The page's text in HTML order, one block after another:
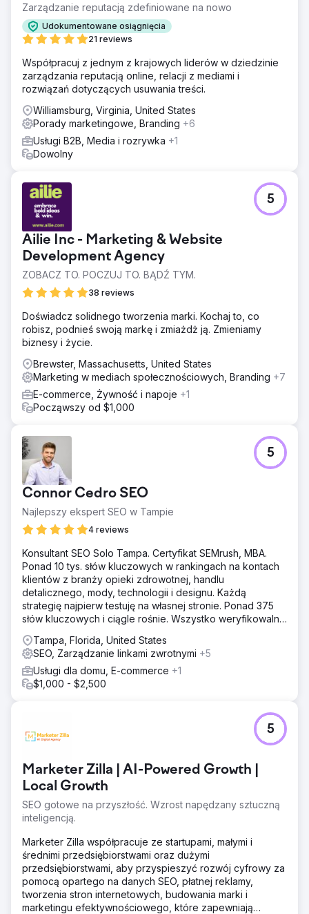
Zarządzanie reputacją zdefiniowane na nowo
Udokumentowane osiągnięcia
21 reviews
Współpracuj z jednym z krajowych liderów w dziedzinie
zarządzania reputacją online, relacji z mediami i
rozwiązań dotyczących usuwania treści.
Williamsburg, Virginia, United States
Porady marketingowe, Branding +6
Usługi B2B, Media i rozrywka +1
Dowolny
Ailie Inc - Marketing & Website
Development Agency
ZOBACZ TO. POCZUJ TO. BĄDŹ TYM.
38 reviews
5
Doświadcz solidnego tworzenia marki. Kochaj to, co
robisz, podnieś swoją markę i zmiażdż ją. Zmieniamy
biznesy i życie.
Brewster, Massachusetts, United States
Marketing w mediach społecznościowych, Branding +7
E-commerce, Żywność i napoje +1
Począwszy od $1,000
Connor Cedro SEO
Najlepszy ekspert SEO w Tampie
4 reviews
5
Konsultant SEO Solo Tampa. Certyfikat SEMrush, MBA.
Ponad 10 tys. słów kluczowych w rankingach na kontach
klientów z branży opieki zdrowotnej, handlu
detalicznego, mody, technologii i designu. Każdą
strategię najpierw testuję na własnej stronie. Ponad 375
słów kluczowych i ciągle rośnie. Wszystko weryfikowalne
Tampa, Florida, United States
SEO, Zarządzanie linkami zwrotnymi +5
Usługi dla domu, E-commerce +1
$1,000 - $2,500
Marketer Zilla | AI-Powered Growth |
Local Growth
SEO gotowe na przyszłość. Wzrost napędzany sztuczną
inteligencją.
5
Marketer Zilla współpracuje ze startupami, małymi i
średnimi przedsiębiorstwami oraz dużymi
przedsiębiorstwami, aby przyspieszyć rozwój cyfrowy za
pomocą opartego na danych SEO, płatnej reklamy,
tworzenia stron internetowych, budowania marki i
marketingu efektywnościowego, które zapewniają